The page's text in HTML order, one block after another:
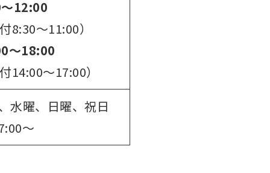
12:00
8:30～11:00）
～18:00
14:00～17:00）
水曜、日曜、祝日
～